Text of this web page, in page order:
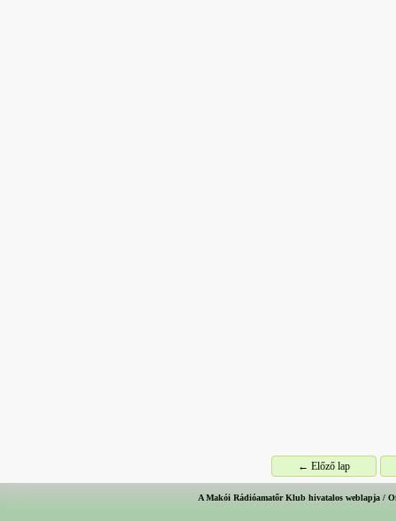
← Előző lap
A Makói Rádióamatőr Klub hivatalos weblapja /